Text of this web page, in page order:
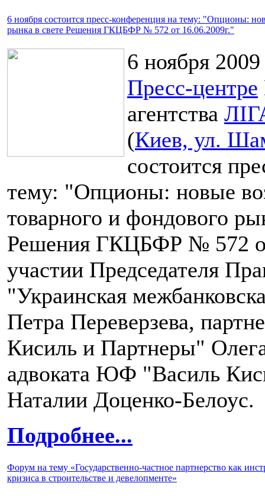
6 ноября состоится пресс-конференция на тему: "Опционы:
рынка в свете Решения ГКЦБФР № 572 от 16.06.2009г."
6 ноября
Пресс-центре
агентства
(Киев, ул.
состоится
тему: "Опционы: новые
товарного и фондового
Решения ГКЦБФР № 572
участии Председателя
"Украинская
Петра Переверзева,
Кисиль и Партнеры"
адвоката ЮФ "Василь
Наталии Доценко-Белоус.
Подробнее...
Форум на тему «Государственно-частное партнерство как
кризиса в строительстве и девелопменте»